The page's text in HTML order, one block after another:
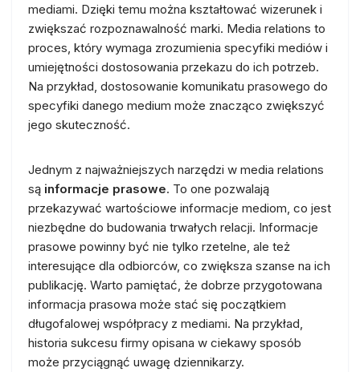
mediami. Dzięki temu można kształtować wizerunek i
zwiększać rozpoznawalność marki. Media relations to
proces, który wymaga zrozumienia specyfiki mediów i
umiejętności dostosowania przekazu do ich potrzeb.
Na przykład, dostosowanie komunikatu prasowego do
specyfiki danego medium może znacząco zwiększyć
jego skuteczność.
Jednym z najważniejszych narzędzi w media relations
są informacje prasowe. To one pozwalają
przekazywać wartościowe informacje mediom, co jest
niezbędne do budowania trwałych relacji. Informacje
prasowe powinny być nie tylko rzetelne, ale też
interesujące dla odbiorców, co zwiększa szanse na ich
publikację. Warto pamiętać, że dobrze przygotowana
informacja prasowa może stać się początkiem
długofalowej współpracy z mediami. Na przykład,
historia sukcesu firmy opisana w ciekawy sposób
może przyciągnąć uwagę dziennikarzy.